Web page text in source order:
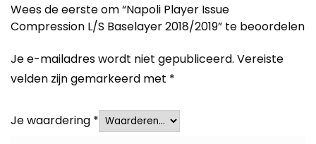
Wees de eerste om “Napoli Player Issue
Compression L/S Baselayer 2018/2019” te beoordelen
Je e-mailadres wordt niet gepubliceerd. Vereiste
velden zijn gemarkeerd met *
Je waardering *